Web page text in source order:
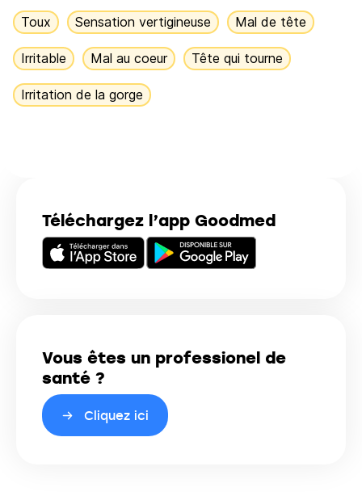
Téléchargez l’app Goodmed
Vous êtes un professionel de
santé ?
Cliquez ici
Toux Sensation vertigineuse Mal de tête
Irritable Mal au coeur Tête qui tourne
Irritation de la gorge